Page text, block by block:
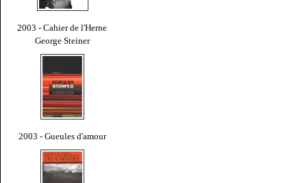
2003 - Cahier de l'Herne
George Steiner
2003 - Gueules d'amour